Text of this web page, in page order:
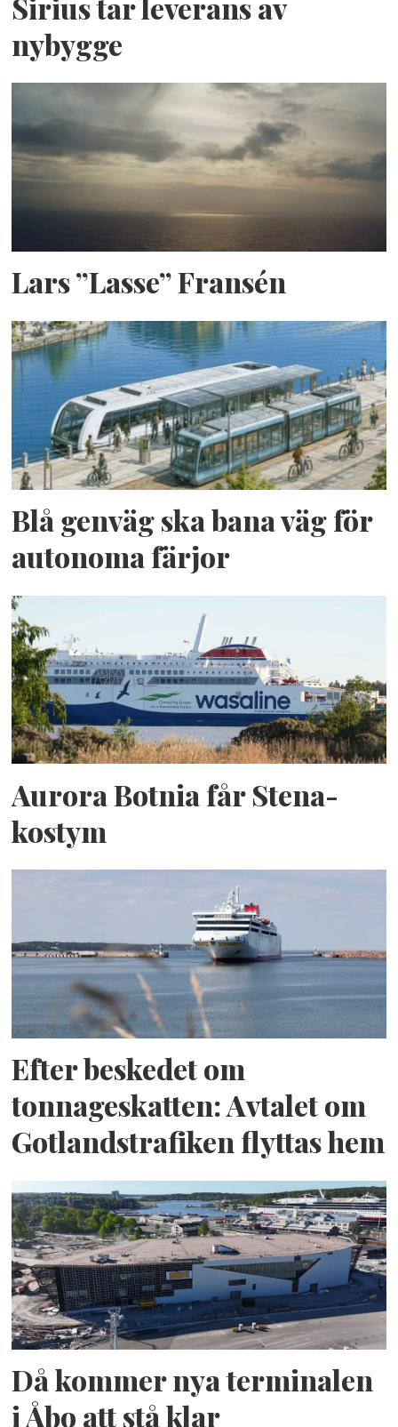
Sirius tar leverans av
nybygge
Lars ”Lasse” Fransén
Blå genväg ska bana väg för
autonoma färjor
Aurora Botnia får Stena-
kostym
Efter beskedet om
tonnageskatten: Avtalet om
Gotlandstrafiken flyttas hem
Då kommer nya terminalen
i Åbo att stå klar